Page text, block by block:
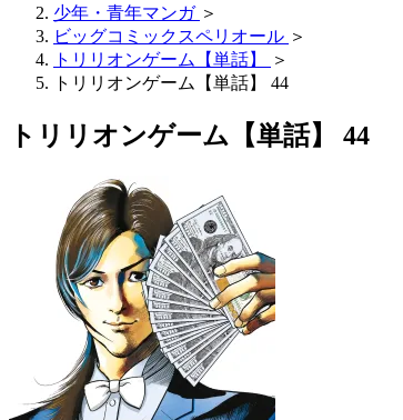
少年・青年マンガ ＞
ビッグコミックスペリオール ＞
トリリオンゲーム【単話】
＞
トリリオンゲーム【単話】 44
トリリオンゲーム【単話】 44